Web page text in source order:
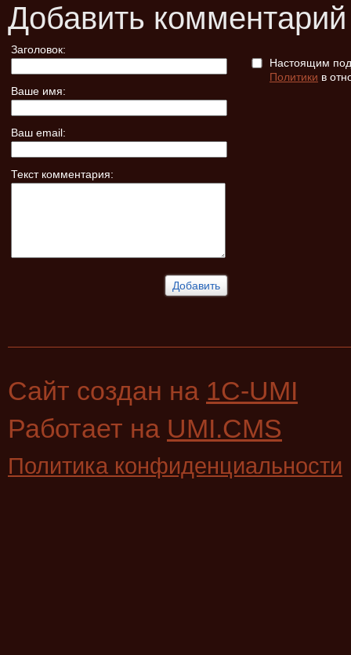
Добавить комментарий
Заголовок:
Ваше имя:
Ваш email:
Текст комментария:
Настоящим
Политики в
Сайт создан на 1C-UMI
Работает на UMI.CMS
Политика конфиденциальности